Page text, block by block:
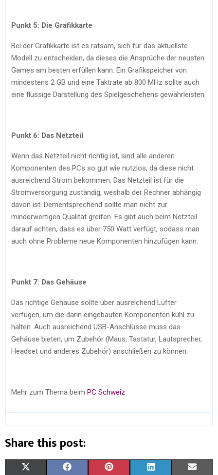
Punkt 5: Die Grafikkarte
Bei der Grafikkarte ist es ratsam, sich für das aktuellste
Modell zu entscheiden, da dieses die Ansprüche der neusten
Games am besten erfüllen kann. Ein Grafikspeicher von
mindestens 2 GB und eine Taktrate ab 800 MHz sollte auch
eine flüssige Darstellung des Spielgeschehens gewährleisten.
Punkt 6: Das Netzteil
Wenn das Netzteil nicht richtig ist, sind alle anderen
Komponenten des PCs so gut wie nutzlos, da diese nicht
ausreichend Strom bekommen. Das Netzteil ist für die
Stromversorgung zuständig, weshalb der Rechner abhängig
davon ist. Dementsprechend sollte man nicht zur
minderwertigen Qualität greifen. Es gibt auch beim Netzteil
darauf achten, dass es über 750 Watt verfügt, sodass man
auch ohne Probleme neue Komponenten hinzufügen kann.
Punkt 7: Das Gehäuse
Das richtige Gehäuse sollte über ausreichend Lüfter
verfügen, um die darin eingebauten Komponenten kühl zu
halten. Auch ausreichend USB-Anschlüsse muss das
Gehäuse bieten, um Zubehör (Maus, Tastatur, Lautsprecher,
Headset und anderes Zubehör) anschließen zu können.
Mehr zum Thema beim PC Schweiz
Share this post: